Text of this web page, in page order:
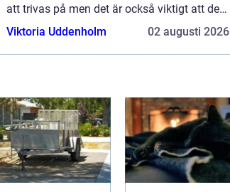
att trivas på men det är också viktigt att det
är bra rent fun...
Viktoria Uddenholm 02 augusti 2026